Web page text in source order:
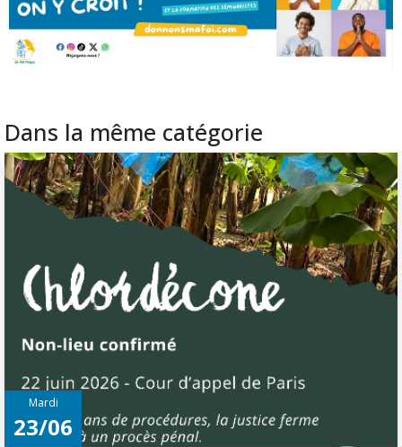
Dans la même catégorie
Mardi
23/06